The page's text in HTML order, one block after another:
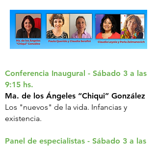
Conferencia Inaugural - Sábado 3 a las
9:15 hs.
Ma. de los Ángeles “Chiqui” González
Los "nuevos" de la vida. Infancias y
existencia.
Panel de especialistas - Sábado 3 a las